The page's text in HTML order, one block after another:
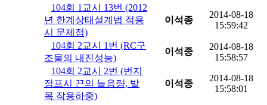
104회 1교시 13번 (2012
년 한계상태설계법 적용
시 문제점)
이석종
2014-08-18
15:59:42
104회 2교시 1번 (RC구
조물의 내진성능)
이석종
2014-08-18
15:58:57
104회 2교시 2번 (번지
점프시 끈의 늘음량, 발
목 작용하중)
이석종
2014-08-18
15:58:01